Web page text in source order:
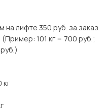
лифте 350 руб. за заказ.
101 кг = 700 руб.;
кг